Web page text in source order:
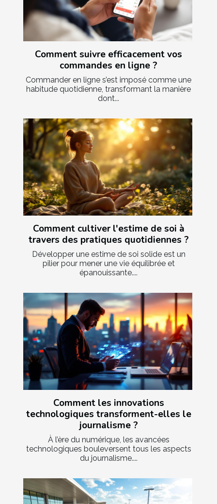
Comment suivre efficacement vos
commandes en ligne ?
Commander en ligne s’est imposé comme une
habitude quotidienne, transformant la manière
dont...
Comment cultiver l'estime de soi à
travers des pratiques quotidiennes ?
Développer une estime de soi solide est un
pilier pour mener une vie équilibrée et
épanouissante....
Comment les innovations
technologiques transforment-elles le
journalisme ?
À l’ère du numérique, les avancées
technologiques bouleversent tous les aspects
du journalisme....